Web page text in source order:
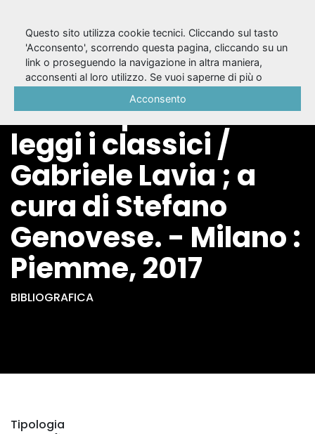
Se vuoi essere
contemporaneo
leggi i classici /
Gabriele Lavia ; a
cura di Stefano
Genovese. - Milano :
Piemme, 2017
BIBLIOGRAFICA
Tipologia
Questo sito utilizza cookie tecnici. Cliccando sul tasto
'Acconsento', scorrendo questa pagina, cliccando su un
link o proseguendo la navigazione in altra maniera,
acconsenti al loro utilizzo. Se vuoi saperne di più o
Acconsento